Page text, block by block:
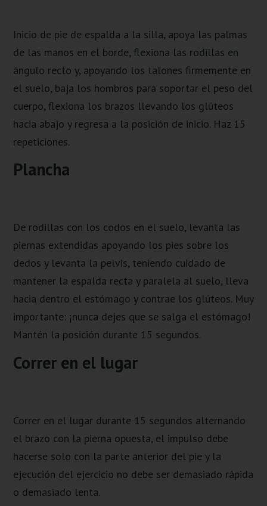
Inicio de pie de espalda a la silla, apoya las palmas
de las manos en el borde, flexiona las rodillas en
ángulo recto y, apoyando los talones firmemente en
el suelo, baja los hombros para soportar el peso del
cuerpo, flexiona los brazos llevando los glúteos
hacia abajo y regresa a la posición de inicio. Haz 15
repeticiones.
Plancha
De rodillas con los codos en el suelo, levanta las
piernas extendidas apoyando los pies sobre los
dedos y levanta la pelvis, teniendo cuidado de
mantener la espalda recta y paralela al suelo, lleva
hacia dentro el estómago y contrae los glúteos. Muy
importante: ¡nunca dejes que se salga el estómago!
Mantén la posición durante 15 segundos.
Correr en el lugar
Correr en el lugar durante 15 segundos alternando
el brazo con la pierna opuesta, el impulso debe
hacerse solo con la parte anterior del pie y la
ejecución del ejercicio no debe ser demasiado rápida
o demasiado lenta.